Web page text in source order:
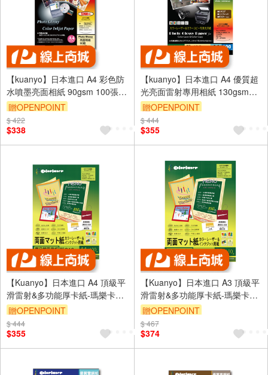
【kuanyo】日本進口 A4 彩色防
水噴墨亮面相紙 90gsm 100張 /
包 DS90
贈OPENPOINT
$ 422
$338
【kuanyo】日本進口 A4 優質超
光亮面雷射專用相紙 130gsm
100張 /包 GW130
贈OPENPOINT
$ 444
$355
【Kuanyo】日本進口 A4 頂級平
滑雷射&多功能厚卡紙-瑪樂卡
210gsm 100張 /包 MA210
贈OPENPOINT
$ 444
$355
【Kuanyo】日本進口 A3 頂級平
滑雷射&多功能厚卡紙-瑪樂卡
104gsm 100張 /包 MA105
贈OPENPOINT
$ 467
$374